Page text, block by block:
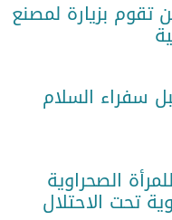
تقوم بزيارة لمصنع
سفراء السلام
الصحراوية
تحت الاحتلال